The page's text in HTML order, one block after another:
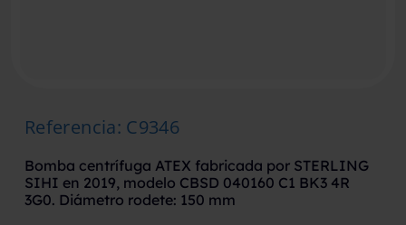
Referencia: C9346
Bomba centrífuga ATEX fabricada por STERLING
SIHI en 2019, modelo CBSD 040160 C1 BK3 4R
3G0. Diámetro rodete: 150 mm